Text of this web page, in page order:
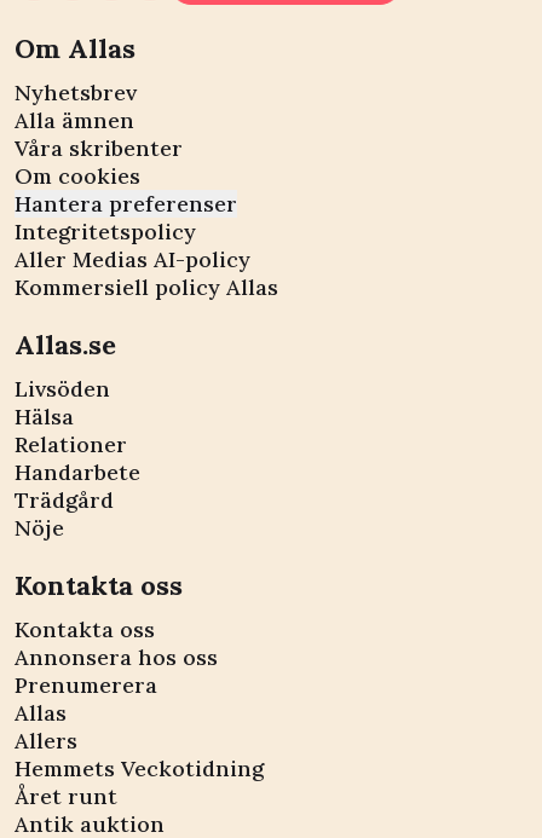
Om Allas
Nyhetsbrev
Alla ämnen
Våra skribenter
Om cookies
Hantera preferenser
Integritetspolicy
Aller Medias AI-policy
Kommersiell policy Allas
Allas.se
Livsöden
Hälsa
Relationer
Handarbete
Trädgård
Nöje
Kontakta oss
Kontakta oss
Annonsera hos oss
Prenumerera
Allas
Allers
Hemmets Veckotidning
Året runt
Antik auktion